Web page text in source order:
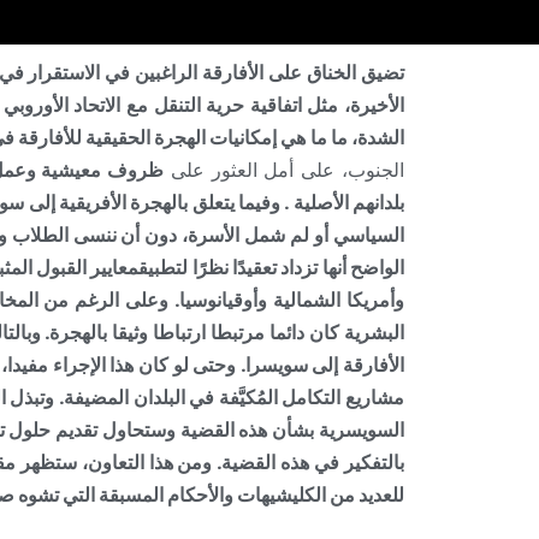
تضيق الخناق على الأفارقة الراغبين في الاستقرار
الشدة، ما ما هي إمكانيات الهجرة الحقيقية
الجنوب، على أمل العثور على ظروف معيشية
بلدانهم الأصلية . وفيما يتعلق بالهجرة الأفريقية
السياسي أو لم شمل الأسرة، دون أن ننسى الطلاب
الواضح أنها تزداد تعقيدًا نظرًا لتطبيقمعايير القبول
وأمريكا الشمالية وأوقيانوسيا. وعلى الرغم من
البشرية كان دائما مرتبطا ارتباطا وثيقا بالهجرة.
الأفارقة إلى سويسرا. وحتى لو كان هذا الإجراء
مشاريع التكامل المُكيَّفة
السويسرية بشأن هذه القضية وستحاول تقديم حلول
للعديد من الكليشيهات والأحكام المسبقة التي